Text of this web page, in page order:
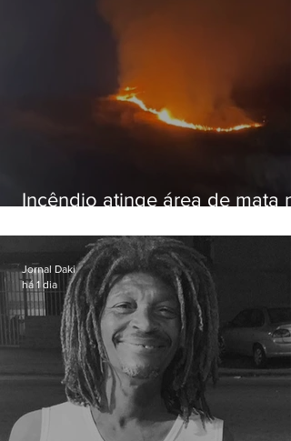
Incêndio atinge área de mata
Iguaçu
Jornal Daki
há 1 dia